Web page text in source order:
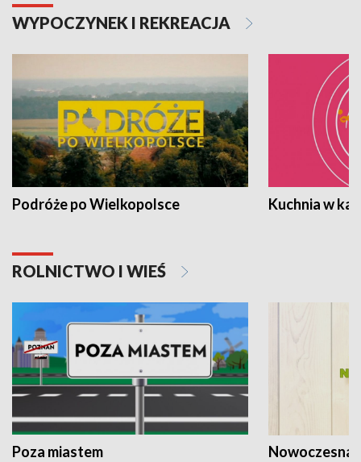
WYPOCZYNEK I REKREACJA
Podróże po Wielkopolsce Kuchnia w
ROLNICTWO I WIEŚ
Poza miastem Nowoczesna